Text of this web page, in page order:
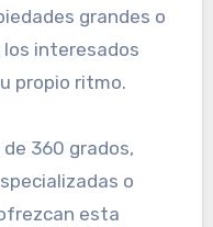
grandes o
interesados
propio ritmo.
360 grados,
o
esta